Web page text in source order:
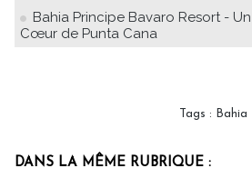
Bahia Principe Bavaro Resort -
Cœur de Punta Cana
Tags : Bahia
DANS LA MÊME RUBRIQUE :